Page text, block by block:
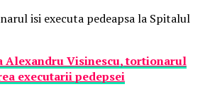
isi executa pedeapsa la Spitalul
Alexandru Visinescu, tortionarul
executarii pedepsei